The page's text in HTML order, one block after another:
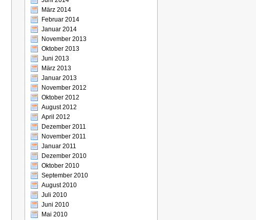
März 2014
Februar 2014
Januar 2014
November 2013
Oktober 2013
Juni 2013
März 2013
Januar 2013
November 2012
Oktober 2012
August 2012
April 2012
Dezember 2011
November 2011
Januar 2011
Dezember 2010
Oktober 2010
September 2010
August 2010
Juli 2010
Juni 2010
Mai 2010